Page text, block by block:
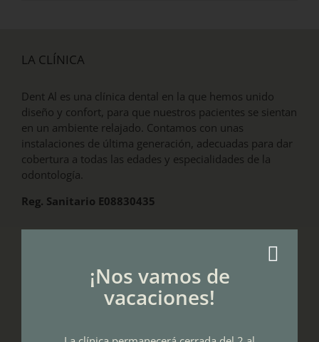
LA CLÍNICA
Dent Al es una clínica dental en la que hemos unido
diseño y confort, para que nuestros pacientes se sientan
en un ambiente relajado. Contamos con unas
instalaciones de última generación, adecuadas para dar
cobertura a todas las edades y especialidades de la
odontología.
Reg. Sanitario E08830435
Tratamientos dentales
¡Nos vamos de
vacaciones!